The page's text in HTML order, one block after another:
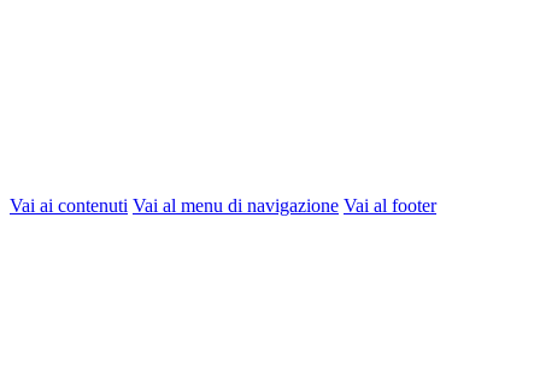
Vai ai contenuti Vai al menu di navigazione Vai al footer